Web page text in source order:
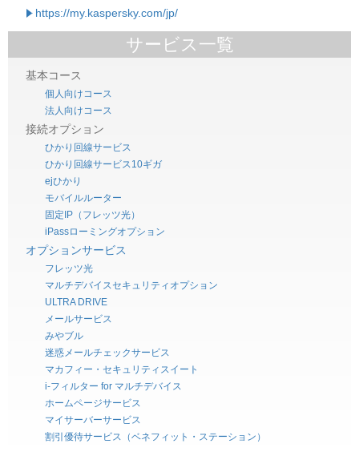
https://my.kaspersky.com/jp/
サービス一覧
基本コース
個人向けコース
法人向けコース
接続オプション
ひかり回線サービス
ひかり回線サービス10ギガ
ejひかり
モバイルルーター
固定IP（フレッツ光）
iPassローミングオプション
オプションサービス
フレッツ光
マルチデバイスセキュリティオプション
ULTRA DRIVE
メールサービス
みやブル
迷惑メールチェックサービス
マカフィー・セキュリティスイート
i-フィルター for マルチデバイス
ホームページサービス
マイサーバーサービス
割引優待サービス（ベネフィット・ステーション）